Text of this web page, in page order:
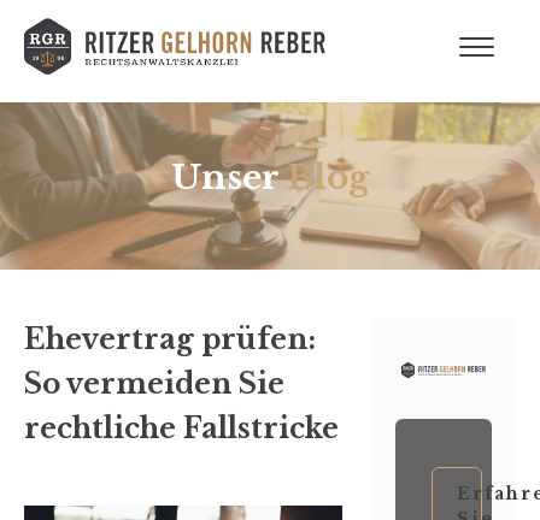
UnserBlog
Ehevertrag prüfen:
So vermeiden Sie
rechtliche Fallstricke